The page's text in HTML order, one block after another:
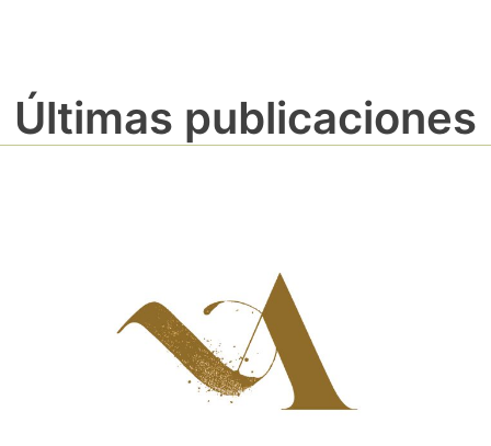
Últimas publicaciones